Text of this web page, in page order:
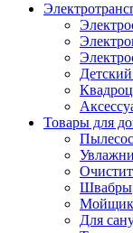
Товары для
Швабры
Мойщик
Для